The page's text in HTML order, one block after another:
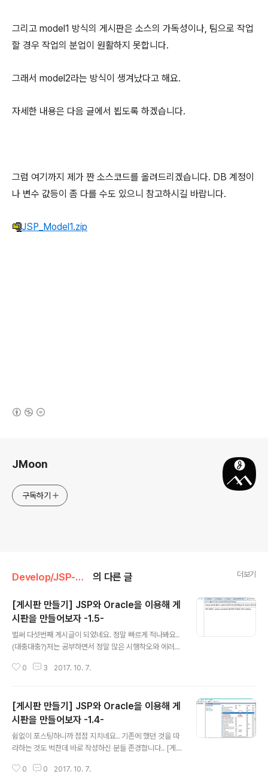
그리고 model1 방식의 게시판은 소스의 가독성이나, 팀으로 작업
할 경우 작업의 분업이 원활하지 못합니다.
그래서 model2라는 방식이 생겨났다고 해요.
자세한 내용은 다음 글에서 뵙도록 하겠습니다.
그럼 여기까지 제가 짠 소스코드를 올려드리겠습니다. DB 계정이
나 변수 값등이 좀 다를 수도 있으니 참고하시길 바랍니다.
JSP_Model1.zip
JMoon
구독하기
Develop/JSP-Oracle 의 다른 글 더보기
[게시판 만들기] JSP와 Oracle을 이용해 게
시판을 만들어보자 -1.5-
벌써 다섯번째 게시글이 되었네요. 정말 빠르게 적나봐요..
(대충대충?)저는 공부하면서 정말 많은 시행착오와 에러를
래서 제가 이번에 포스팅할 때는 발생할 수 있는 에러같은
하.. 아무튼 하루만에 다섯번째 게시글 진행합니다~ 저번
게시글에서 write를 통해 DB에 입력하는것까지 진행하였
습니다. 그런데 왠걸?! 또 입력을 하려고보니 입력은 안되
고 다음과 같은 에러가 나옵니다.이 에러는 데이터베이스
에 있는 기본키(PK)가 중복되어 insert되었기때문에 발생
하는 에러입니다. 그렇다면기본키인 idx가 중복되지 않게
0 3 2017. 10. 7.
[게시판 만들기] JSP와 Oracle을 이용해 게
시판을 만들어보자 -1.4-
쉼없이 포스팅하니까 점점 지치네요.. 기존에 했던 것을 따
라하는 것도 벅찬데 바로 작성하신 분들 존경합니다.. [게
자 -1-에서 oracle DB와 Sql Developer를 설치하셨을
0 0 2017. 10. 7.